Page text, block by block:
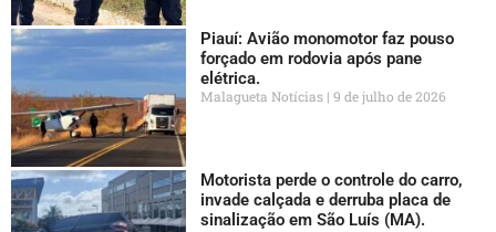
Piauí: Avião monomotor faz pouso
forçado em rodovia após pane
elétrica.
Malagueta Notícias 9 de julho de 2026
Motorista perde o controle do carro,
invade calçada e derruba placa de
sinalização em São Luís (MA).